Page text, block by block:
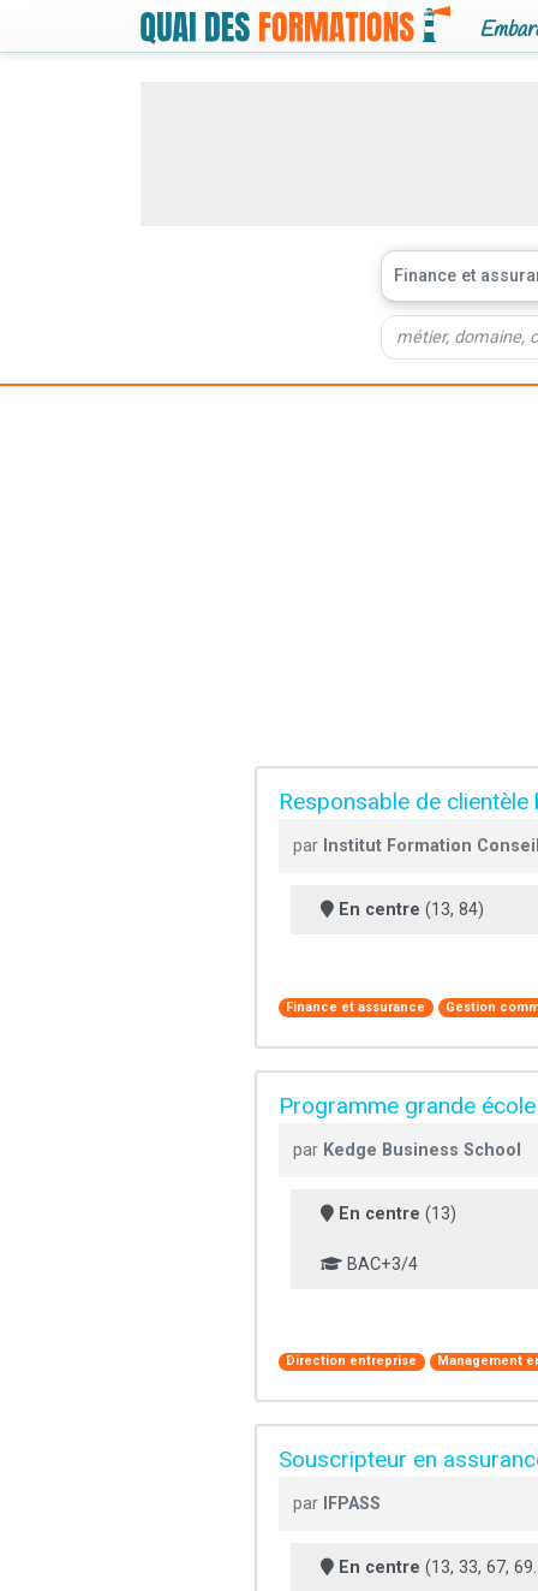
Finance et
Responsable de
par Institut Formation
En centre (13, 84)
Finance et assurance Gestion
Programme grande
par Kedge Business School
En centre (13)
BAC+3/4
Direction entreprise Management
Souscripteur en
par IFPASS
En centre (13, 33, 67,